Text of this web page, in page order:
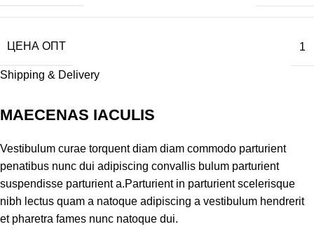
ЦЕНА ОПТ 1
Shipping & Delivery
MAECENAS IACULIS
Vestibulum curae torquent diam diam commodo parturient
penatibus nunc dui adipiscing convallis bulum parturient
suspendisse parturient a.Parturient in parturient scelerisque
nibh lectus quam a natoque adipiscing a vestibulum hendrerit
et pharetra fames nunc natoque dui.